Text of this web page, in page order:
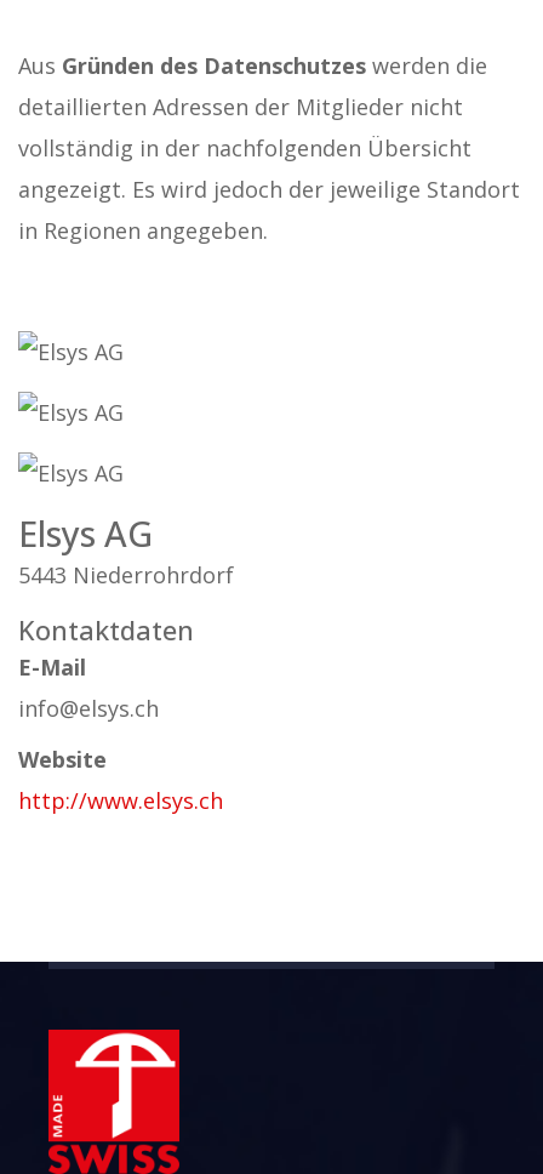
Aus Gründen des Datenschutzes werden die
detaillierten Adressen der Mitglieder nicht
vollständig in der nachfolgenden Übersicht
angezeigt. Es wird jedoch der jeweilige Standort
in Regionen angegeben.
Elsys AG
5443 Niederrohrdorf
Kontaktdaten
E-Mail
info@elsys.ch
Website
http://www.elsys.ch